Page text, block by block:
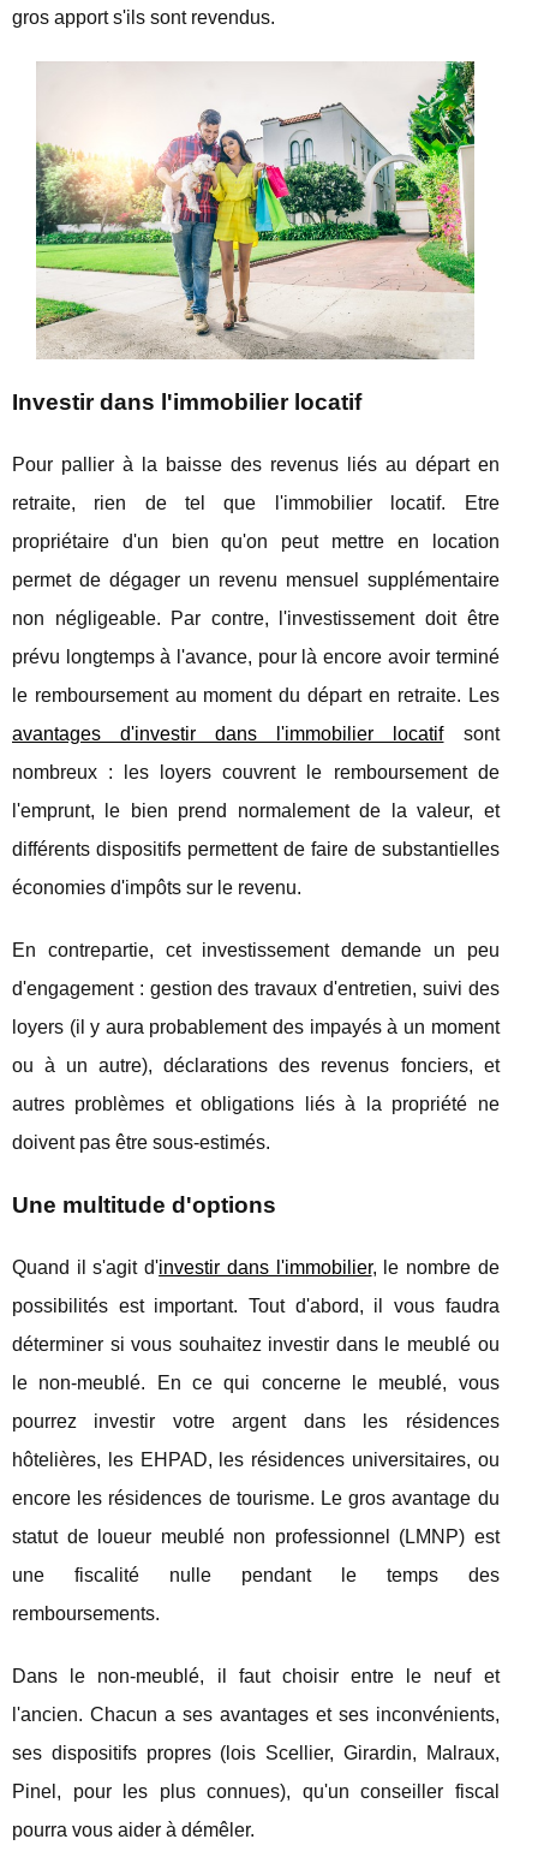
gros apport s'ils sont revendus.
Investir dans l'immobilier locatif
Pour pallier à la baisse des revenus liés au départ en
retraite, rien de tel que l'immobilier locatif. Etre
propriétaire d'un bien qu'on peut mettre en location
permet de dégager un revenu mensuel supplémentaire
non négligeable. Par contre, l'investissement doit être
prévu longtemps à l'avance, pour là encore avoir terminé
le remboursement au moment du départ en retraite. Les
avantages d'investir dans l'immobilier locatifsont
nombreux : les loyers couvrent le remboursement de
l'emprunt, le bien prend normalement de la valeur, et
différents dispositifs permettent de faire de substantielles
économies d'impôts sur le revenu.
En contrepartie, cet investissement demande un peu
d'engagement : gestion des travaux d'entretien, suivi des
loyers (il y aura probablement des impayés à un moment
ou à un autre), déclarations des revenus fonciers, et
autres problèmes et obligations liés à la propriété ne
doivent pas être sous-estimés.
Une multitude d'options
Quand il s'agit d'investir dans l'immobilier, le nombre de
possibilités est important. Tout d'abord, il vous faudra
déterminer si vous souhaitez investir dans le meublé ou
le non-meublé. En ce qui concerne le meublé, vous
pourrez investir votre argent dans les résidences
hôtelières, les EHPAD, les résidences universitaires, ou
encore les résidences de tourisme. Le gros avantage du
statut de loueur meublé non professionnel (LMNP) est
une fiscalité nulle pendant le temps des
remboursements.
Dans le non-meublé, il faut choisir entre le neuf et
l'ancien. Chacun a ses avantages et ses inconvénients,
ses dispositifs propres (lois Scellier, Girardin, Malraux,
Pinel, pour les plus connues), qu'un conseiller fiscal
pourra vous aider à démêler.